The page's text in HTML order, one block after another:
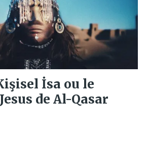
İsa ou le
de Al-Qasar